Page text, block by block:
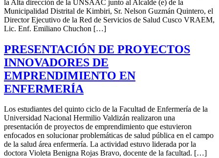
la Alta dirección de la UNSAAC junto al Alcalde (e) de la
Municipalidad Distrital de Kimbiri, Sr. Nelson Guzmán Quintero, el
Director Ejecutivo de la Red de Servicios de Salud Cusco VRAEM,
Lic. Enf. Emiliano Chuchon […]
PRESENTACIÓN DE PROYECTOS
INNOVADORES DE
EMPRENDIMIENTO EN
ENFERMERÍA
Los estudiantes del quinto ciclo de la Facultad de Enfermería de la
Universidad Nacional Hermilio Valdizán realizaron una
presentación de proyectos de emprendimiento que estuvieron
enfocados en solucionar problemáticas de salud pública en el campo
de la salud área enfermería. La actividad estuvo liderada por la
doctora Violeta Benigna Rojas Bravo, docente de la facultad. […]